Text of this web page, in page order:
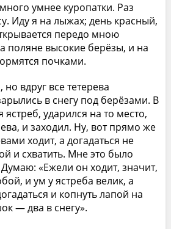
умнее куропатки. Раз
Иду я на лыжах; день красный,
передо мною
поляне высокие берёзы, и на
почками.
вдруг все тетерева
в снегу под берёзами. В
ястреб, ударился на то место,
и заходил. Ну, вот прямо же
ходит, а догадаться не
и схватить. Мне это было
«Ежели он ходит, значит,
и ум у ястреба велик, а
и копнуть лапой на
— два в снегу».